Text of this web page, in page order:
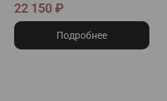
22 150 ₽
Подробнее